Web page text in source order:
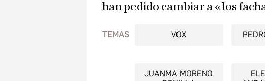
han pedido cambiar a «los
TEMAS VOX
JUANMA MORENO